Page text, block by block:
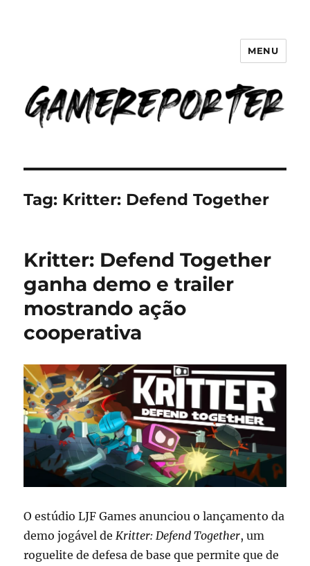
GameReporter | Cultura Gamer
MENU
Tag: Kritter: Defend Together
Kritter: Defend Together
ganha demo e trailer
mostrando ação
cooperativa
O estúdio LJF Games anunciou o lançamento da
demo jogável deKritter: Defend Together, um
roguelite de defesa de base que permite que de